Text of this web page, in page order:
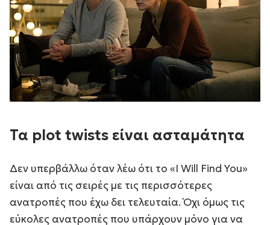
Τα plot twists είναι ασταμάτητα
Δεν υπερβάλλω όταν λέω ότι το «I Will Find You»
είναι από τις σειρές με τις περισσότερες
ανατροπές που έχω δει τελευταία. Όχι όμως τις
εύκολες ανατροπές που υπάρχουν μόνο για να